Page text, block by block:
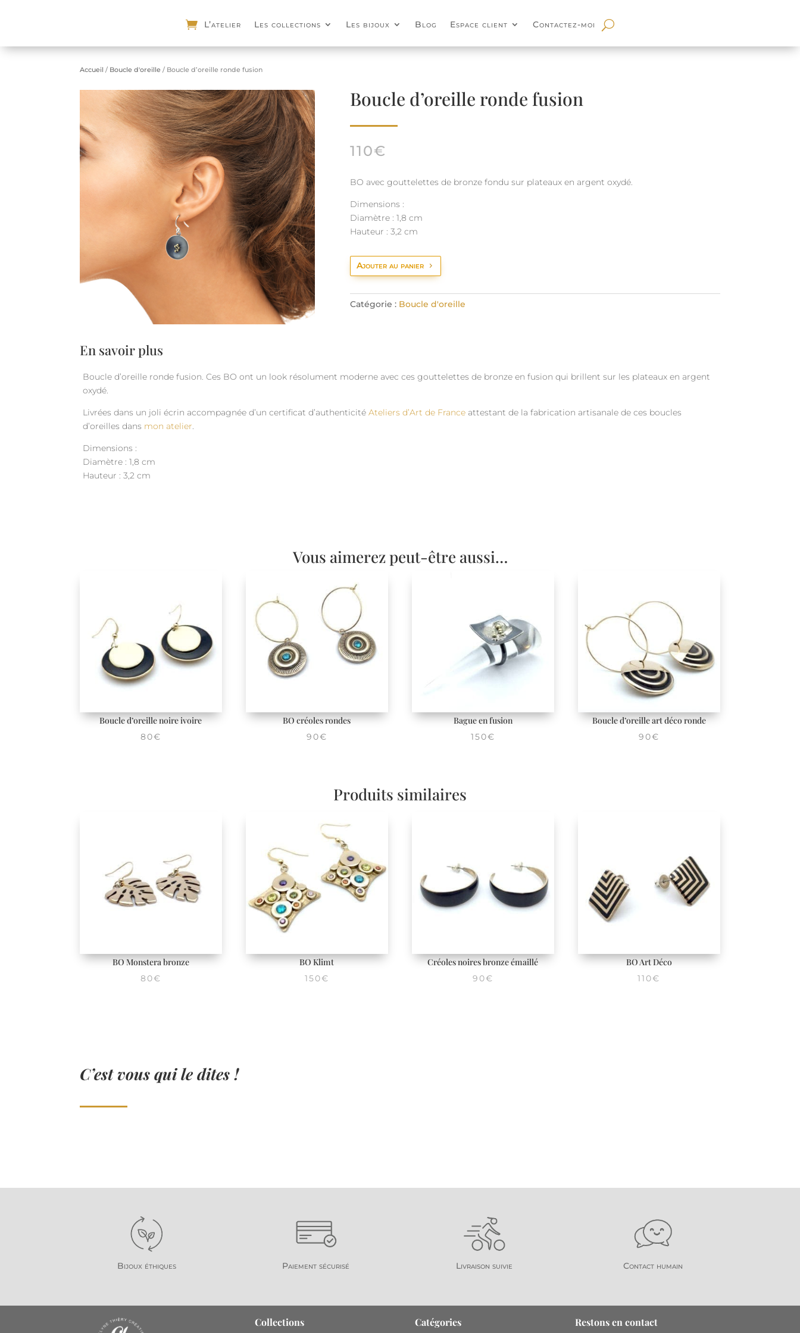
L’atelier Les collections Les bijoux Blog Espace client Contactez-moi
Accueil / Boucle d'oreille / Boucle d’oreille ronde fusion
Boucle d’oreille ronde fusion
110€
BO avec gouttelettes de bronze fondu sur plateaux en argent oxydé.
Dimensions :
Diamètre : 1,8 cm
Hauteur : 3,2 cm
Ajouter au panier
Catégorie : Boucle d'oreille
En savoir plus
Boucle d’oreille ronde fusion. Ces BO ont un look résolument moderne avec ces gouttelettes de bronze en fusion qui brillent sur les plateaux en argent
oxydé.
Livrées dans un joli écrin accompagnée d’un certificat d’authenticitéAteliers d’Art de France attestant de la fabrication artisanale de ces boucles
d’oreilles dans mon atelier.
Dimensions :
Diamètre : 1,8 cm
Hauteur : 3,2 cm
Vous aimerez peut-être aussi…
Boucle d’oreille noire ivoire
80€
BO créoles rondes
90€
Bague en fusion
150€
Boucle d’oreille art déco ronde
90€
Produits similaires
BO Monstera bronze
80€
BO Klimt
150€
Créoles noires bronze émaillé
90€
BO Art Déco
110€
C’est vous qui le dites !
Bijoux éthiques Paiement sécurisé Livraison suivie Contact humain
Collections Catégories Restons en contact